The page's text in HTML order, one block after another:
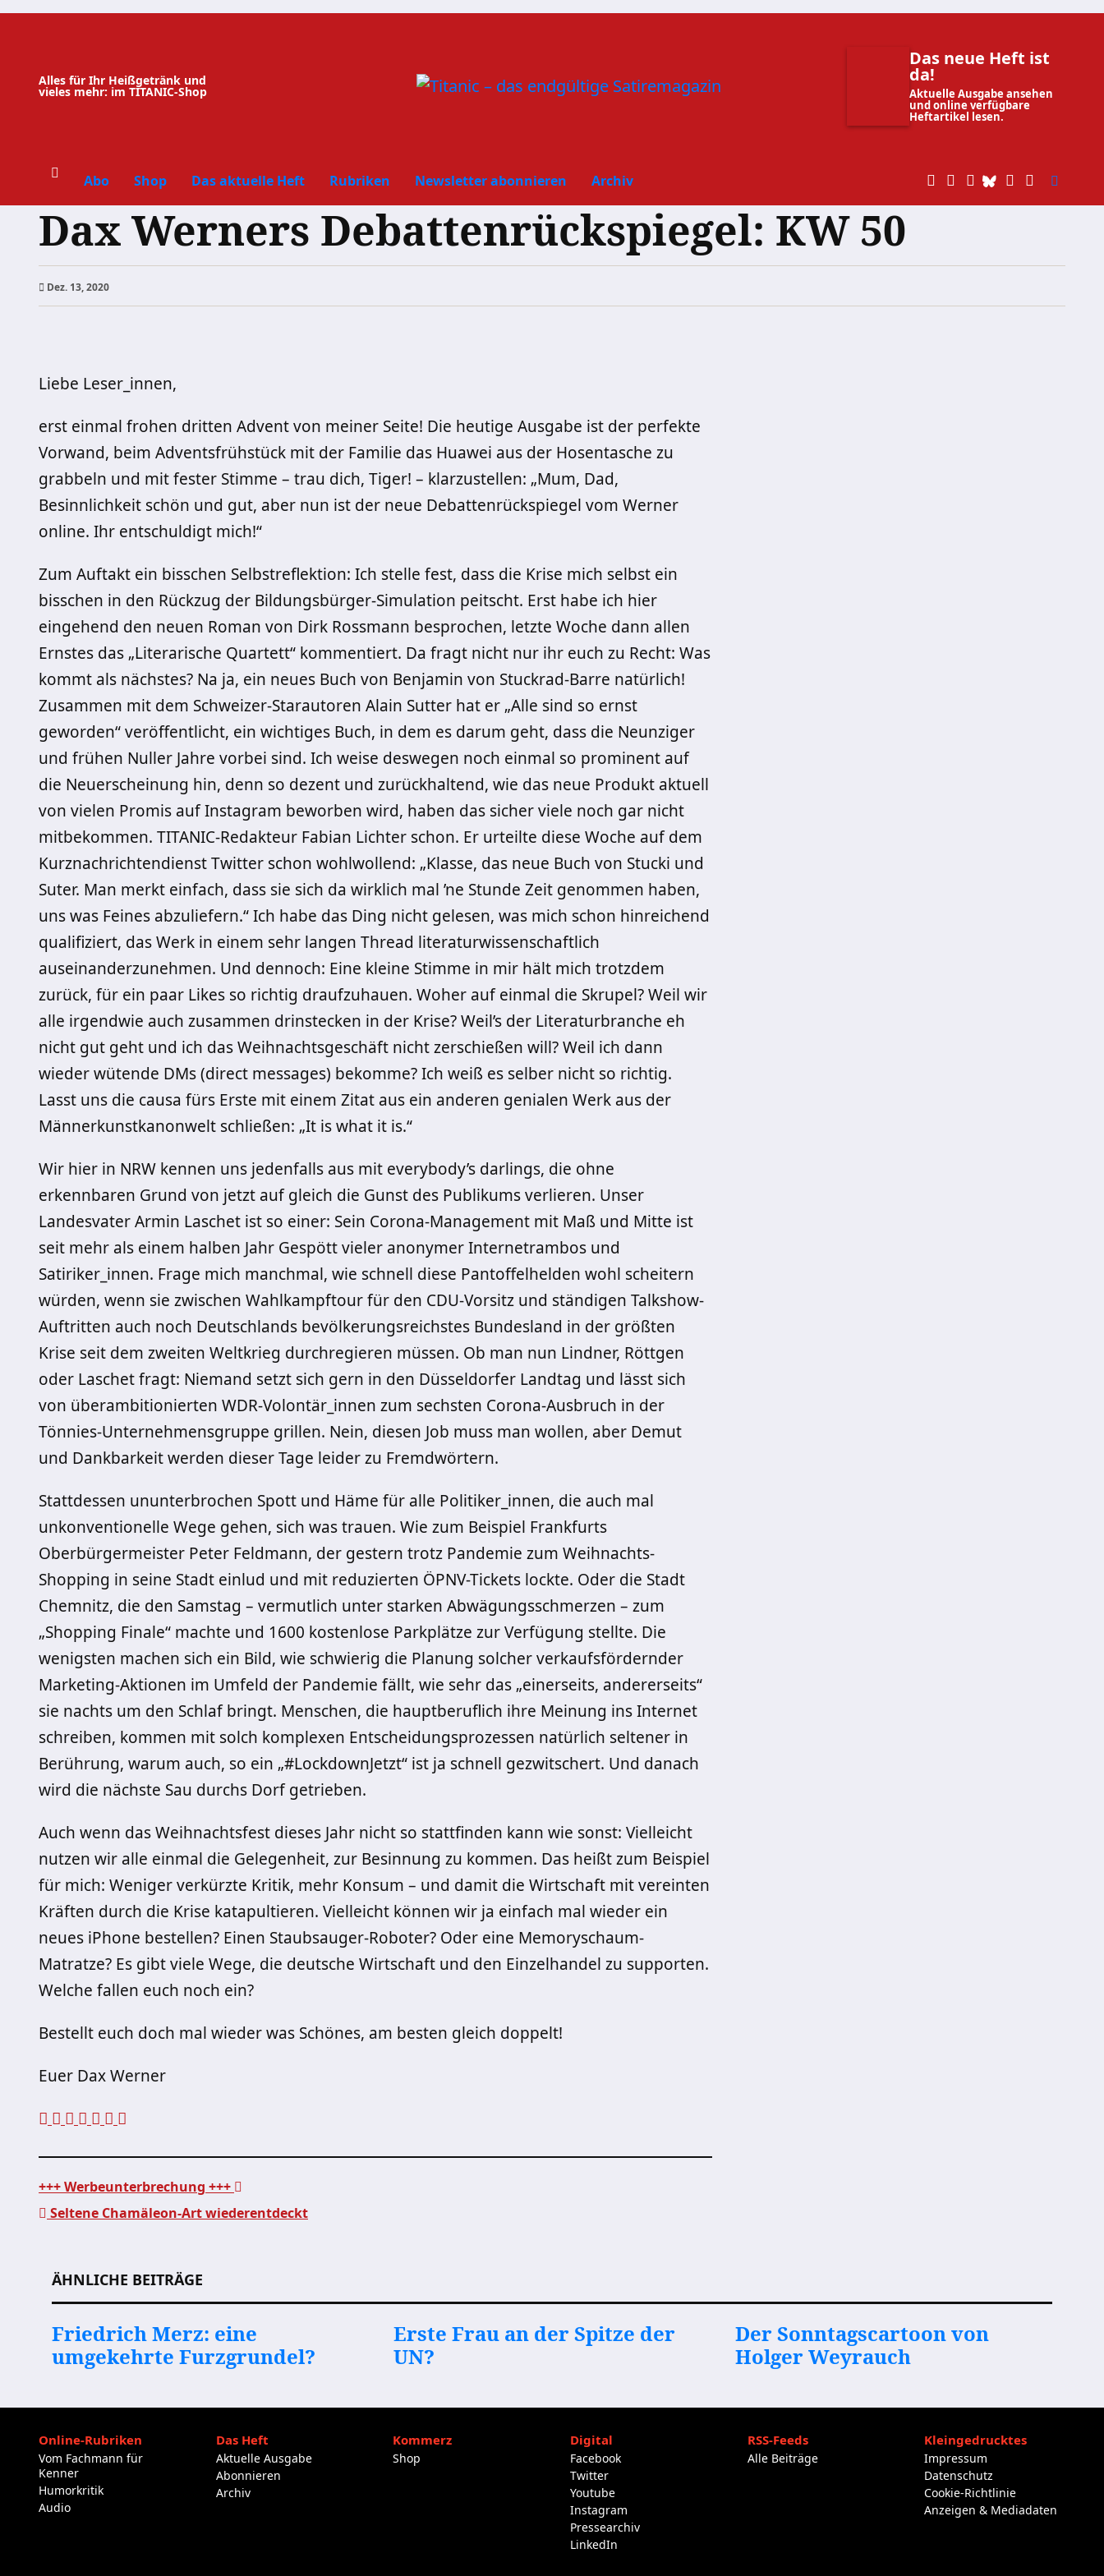
Zum
Alles für Ihr Heißgetränk und
vieles mehr: im TITANIC-Shop
Das neue Heft ist
da!
Aktuelle Ausgabe ansehen
und online verfügbare
Heftartikel lesen.
Abo Shop Das aktuelle Heft Rubriken Newsletter abonnieren Archiv
Dax Werners Debattenrückspiegel: KW 50
Dez. 13, 2020
Liebe Leser_innen,
erst einmal frohen dritten Advent von meiner Seite! Die heutige Ausgabe ist der perfekte
Vorwand, beim Adventsfrühstück mit der Familie das Huawei aus der Hosentasche zu
grabbeln und mit fester Stimme – trau dich, Tiger! – klarzustellen: „Mum, Dad,
Besinnlichkeit schön und gut, aber nun ist der neue Debattenrückspiegel vom Werner
online. Ihr entschuldigt mich!“
Zum Auftakt ein bisschen Selbstreflektion: Ich stelle fest, dass die Krise mich selbst ein
bisschen in den Rückzug der Bildungsbürger-Simulation peitscht. Erst habe ich hier
eingehend den neuen Roman von Dirk Rossmann besprochen, letzte Woche dann allen
Ernstes das „Literarische Quartett“ kommentiert. Da fragt nicht nur ihr euch zu Recht: Was
kommt als nächstes? Na ja, ein neues Buch von Benjamin von Stuckrad-Barre natürlich!
Zusammen mit dem Schweizer-Starautoren Alain Sutter hat er „Alle sind so ernst
geworden“ veröffentlicht, ein wichtiges Buch, in dem es darum geht, dass die Neunziger
und frühen Nuller Jahre vorbei sind. Ich weise deswegen noch einmal so prominent auf
die Neuerscheinung hin, denn so dezent und zurückhaltend, wie das neue Produkt aktuell
von vielen Promis auf Instagram beworben wird, haben das sicher viele noch gar nicht
mitbekommen. TITANIC-Redakteur Fabian Lichter schon. Er urteilte diese Woche auf dem
Kurznachrichtendienst Twitter schon wohlwollend: „Klasse, das neue Buch von Stucki und
Suter. Man merkt einfach, dass sie sich da wirklich mal ’ne Stunde Zeit genommen haben,
uns was Feines abzuliefern.“ Ich habe das Ding nicht gelesen, was mich schon hinreichend
qualifiziert, das Werk in einem sehr langen Thread literaturwissenschaftlich
auseinanderzunehmen. Und dennoch: Eine kleine Stimme in mir hält mich trotzdem
zurück, für ein paar Likes so richtig draufzuhauen. Woher auf einmal die Skrupel? Weil wir
alle irgendwie auch zusammen drinstecken in der Krise? Weil’s der Literaturbranche eh
nicht gut geht und ich das Weihnachtsgeschäft nicht zerschießen will? Weil ich dann
wieder wütende DMs (direct messages) bekomme? Ich weiß es selber nicht so richtig.
Lasst uns die causa fürs Erste mit einem Zitat aus ein anderen genialen Werk aus der
Männerkunstkanonwelt schließen: „It is what it is.“
Wir hier in NRW kennen uns jedenfalls aus mit everybody’s darlings, die ohne
erkennbaren Grund von jetzt auf gleich die Gunst des Publikums verlieren. Unser
Landesvater Armin Laschet ist so einer: Sein Corona-Management mit Maß und Mitte ist
seit mehr als einem halben Jahr Gespött vieler anonymer Internetrambos und
Satiriker_innen. Frage mich manchmal, wie schnell diese Pantoffelhelden wohl scheitern
würden, wenn sie zwischen Wahlkampftour für den CDU-Vorsitz und ständigen Talkshow-
Auftritten auch noch Deutschlands bevölkerungsreichstes Bundesland in der größten
Krise seit dem zweiten Weltkrieg durchregieren müssen. Ob man nun Lindner, Röttgen
oder Laschet fragt: Niemand setzt sich gern in den Düsseldorfer Landtag und lässt sich
von überambitionierten WDR-Volontär_innen zum sechsten Corona-Ausbruch in der
Tönnies-Unternehmensgruppe grillen. Nein, diesen Job muss man wollen, aber Demut
und Dankbarkeit werden dieser Tage leider zu Fremdwörtern.
Stattdessen ununterbrochen Spott und Häme für alle Politiker_innen, die auch mal
unkonventionelle Wege gehen, sich was trauen. Wie zum Beispiel Frankfurts
Oberbürgermeister Peter Feldmann, der gestern trotz Pandemie zum Weihnachts-
Shopping in seine Stadt einlud und mit reduzierten ÖPNV-Tickets lockte. Oder die Stadt
Chemnitz, die den Samstag – vermutlich unter starken Abwägungsschmerzen – zum
„Shopping Finale“ machte und 1600 kostenlose Parkplätze zur Verfügung stellte. Die
wenigsten machen sich ein Bild, wie schwierig die Planung solcher verkaufsfördernder
Marketing-Aktionen im Umfeld der Pandemie fällt, wie sehr das „einerseits, andererseits“
sie nachts um den Schlaf bringt. Menschen, die hauptberuflich ihre Meinung ins Internet
schreiben, kommen mit solch komplexen Entscheidungsprozessen natürlich seltener in
Berührung, warum auch, so ein „#LockdownJetzt“ ist ja schnell gezwitschert. Und danach
wird die nächste Sau durchs Dorf getrieben.
Auch wenn das Weihnachtsfest dieses Jahr nicht so stattfinden kann wie sonst: Vielleicht
nutzen wir alle einmal die Gelegenheit, zur Besinnung zu kommen. Das heißt zum Beispiel
für mich: Weniger verkürzte Kritik, mehr Konsum – und damit die Wirtschaft mit vereinten
Kräften durch die Krise katapultieren. Vielleicht können wir ja einfach mal wieder ein
neues iPhone bestellen? Einen Staubsauger-Roboter? Oder eine Memoryschaum-
Matratze? Es gibt viele Wege, die deutsche Wirtschaft und den Einzelhandel zu supporten.
Welche fallen euch noch ein?
Bestellt euch doch mal wieder was Schönes, am besten gleich doppelt!
Euer Dax Werner
+++ Werbeunterbrechung +++
Seltene Chamäleon-Art wiederentdeckt
ÄHNLICHE BEITRÄGE
Friedrich Merz: eine
umgekehrte Furzgrundel?
Erste Frau an der Spitze der
UN?
Der Sonntagscartoon von
Holger Weyrauch
Online-Rubriken
Vom Fachmann für
Kenner
Humorkritik
Audio
Das Heft
Aktuelle Ausgabe
Abonnieren
Archiv
Kommerz
Shop
Digital
Facebook
Twitter
Youtube
Instagram
Pressearchiv
LinkedIn
RSS-Feeds
Alle Beiträge
Kleingedrucktes
Impressum
Datenschutz
Cookie-Richtlinie
Anzeigen & Mediadaten